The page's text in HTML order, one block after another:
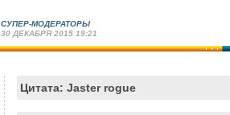
СУПЕР-МОДЕРАТОРЫ
30 ДЕКАБРЯ 2015 19:21
Цитата: Jaster rogue